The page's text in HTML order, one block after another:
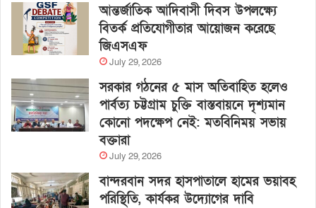
আন্তর্জাতিক আদিবাসী দিবস উপলক্ষ্যে
বিতর্ক প্রতিযোগীতার আয়োজন করেছে
জিএসএফ
July 29, 2026
সরকার গঠনের ৫ মাস অতিবাহিত হলেও
পার্বত্য চট্টগ্রাম চুক্তি বাস্তবায়নে দৃশ্যমান
কোনো পদক্ষেপ নেই: মতবিনিময় সভায়
বক্তারা
July 29, 2026
বান্দরবান সদর হাসপাতালে হামের ভয়াবহ
পরিস্থিতি, কার্যকর উদ্যোগের দাবি